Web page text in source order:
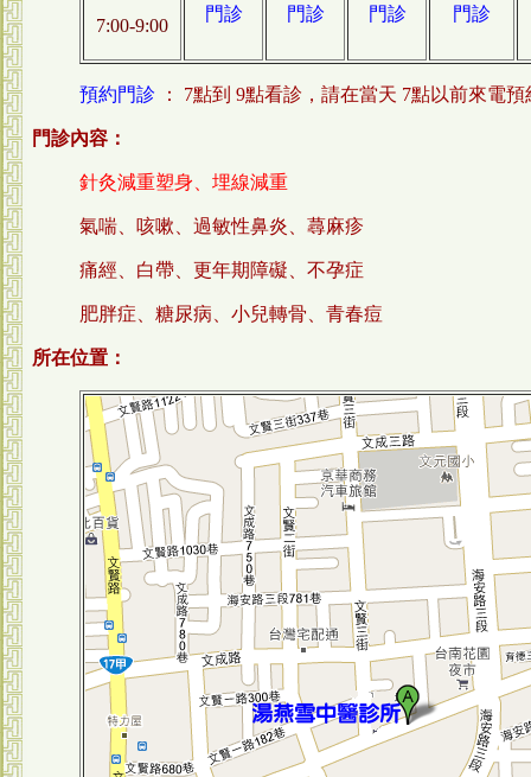
7:00-9:00
門診
門診
門診
門診
預約門診 ： 7點到 9點看診，請在當天 7點以前來電預
門診內容：
針灸減重塑身、埋線減重
氣喘、咳嗽、過敏性鼻炎、蕁麻疹
痛經、白帶、更年期障礙、不孕症
肥胖症、糖尿病、小兒轉骨、青春痘
所在位置：